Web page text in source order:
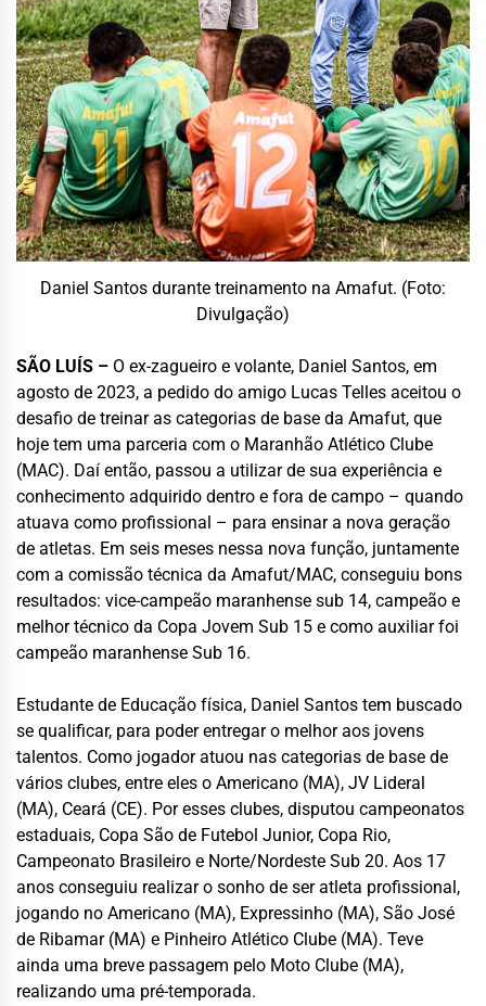
Daniel Santos durante treinamento na Amafut. (Foto:
Divulgação)
SÃO LUÍS – O ex-zagueiro e volante, Daniel Santos, em
agosto de 2023, a pedido do amigo Lucas Telles aceitou o
desafio de treinar as categorias de base da Amafut, que
hoje tem uma parceria com o Maranhão Atlético Clube
(MAC). Daí então, passou a utilizar de sua experiência e
conhecimento adquirido dentro e fora de campo – quando
atuava como profissional – para ensinar a nova geração
de atletas. Em seis meses nessa nova função, juntamente
com a comissão técnica da Amafut/MAC, conseguiu bons
resultados: vice-campeão maranhense sub 14, campeão e
melhor técnico da Copa Jovem Sub 15 e como auxiliar foi
campeão maranhense Sub 16.
Estudante de Educação física, Daniel Santos tem buscado
se qualificar, para poder entregar o melhor aos jovens
talentos. Como jogador atuou nas categorias de base de
vários clubes, entre eles o Americano (MA), JV Lideral
(MA), Ceará (CE). Por esses clubes, disputou campeonatos
estaduais, Copa São de Futebol Junior, Copa Rio,
Campeonato Brasileiro e Norte/Nordeste Sub 20. Aos 17
anos conseguiu realizar o sonho de ser atleta profissional,
jogando no Americano (MA), Expressinho (MA), São José
de Ribamar (MA) e Pinheiro Atlético Clube (MA). Teve
ainda uma breve passagem pelo Moto Clube (MA),
realizando uma pré-temporada.